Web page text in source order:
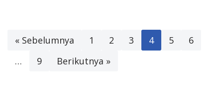
« Sebelumnya 1 2 3 4 5
6
…
9 Berikutnya »